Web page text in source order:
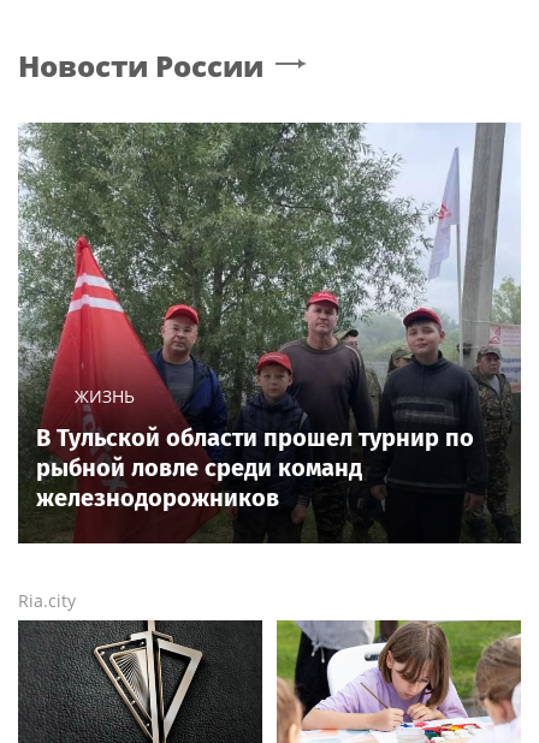
Новости России
ЖИЗНЬ
В Тульской области прошел турнир по
рыбной ловле среди команд
железнодорожников
Ria.city